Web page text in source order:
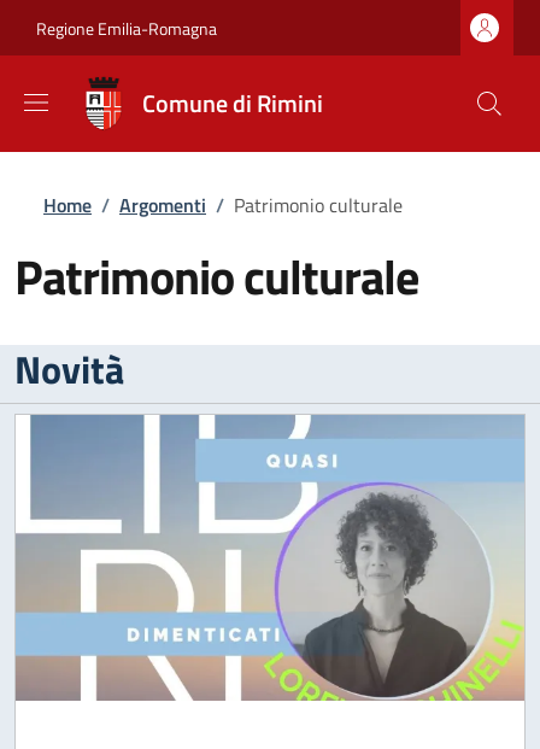
Regione Emilia-Romagna
Comune di Rimini
Briciole di pane
Home / Argomenti / Patrimonio culturale
Patrimonio culturale
Novità